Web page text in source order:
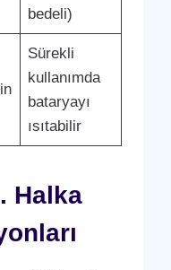
bedeli)
Sürekli
kullanımda
bataryayı
ısıtabilir
Halka